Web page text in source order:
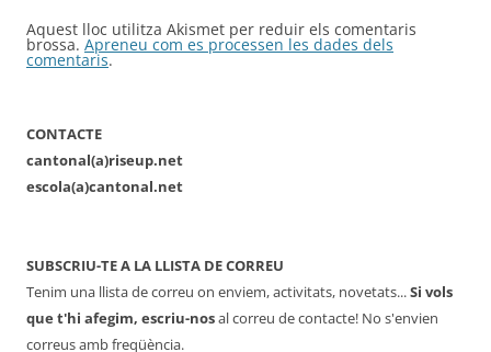
Aquest lloc utilitza Akismet per reduir els comentaris
brossa. Apreneu com es processen les dades dels
comentaris.
CONTACTE
cantonal(a)riseup.net
escola(a)cantonal.net
SUBSCRIU-TE A LA LLISTA DE CORREU
Tenim una llista de correu on enviem, activitats, novetats...Si vols
que t'hi afegim, escriu-nosal correu de contacte! No s'envien
correus amb freqüència.